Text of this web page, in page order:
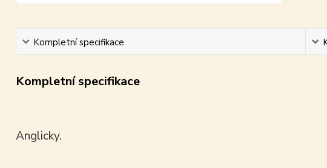
Kompletní specifikace
Kompletní specifikace
Anglicky.